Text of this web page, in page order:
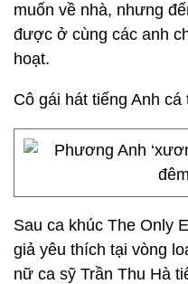
muốn về nhà, nhưng
được ở cùng các anh
hoạt.
Cô gái hát tiếng Anh
Sau ca khúc The Only
giả yêu thích tại vòng
nữ ca sỹ Trần Thu Hà